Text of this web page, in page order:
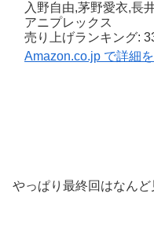
入野自由,茅野愛衣,長
アニプレックス
売り上げランキング:
Amazon.co.jp で詳細
やっぱり最終回はなん